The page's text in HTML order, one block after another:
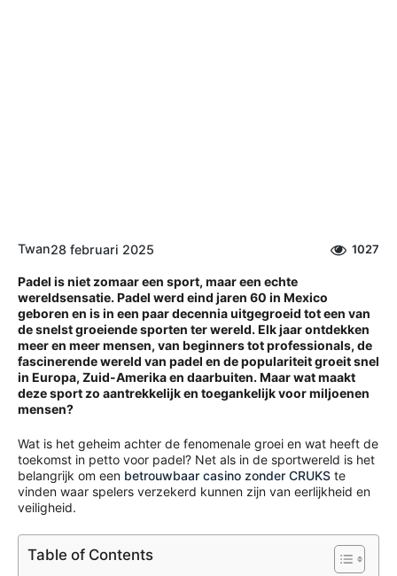
Twan28 februari 2025 1027
Padel is niet zomaar een sport, maar een echte
wereldsensatie. Padel werd eind jaren 60 in Mexico
geboren en is in een paar decennia uitgegroeid tot een van
de snelst groeiende sporten ter wereld. Elk jaar ontdekken
meer en meer mensen, van beginners tot professionals, de
fascinerende wereld van padel en de populariteit groeit snel
in Europa, Zuid-Amerika en daarbuiten. Maar wat maakt
deze sport zo aantrekkelijk en toegankelijk voor miljoenen
mensen?
Wat is het geheim achter de fenomenale groei en wat heeft de
toekomst in petto voor padel? Net als in de sportwereld is het
belangrijk om een betrouwbaar casino zonder CRUKS te
vinden waar spelers verzekerd kunnen zijn van eerlijkheid en
veiligheid.
Table of Contents